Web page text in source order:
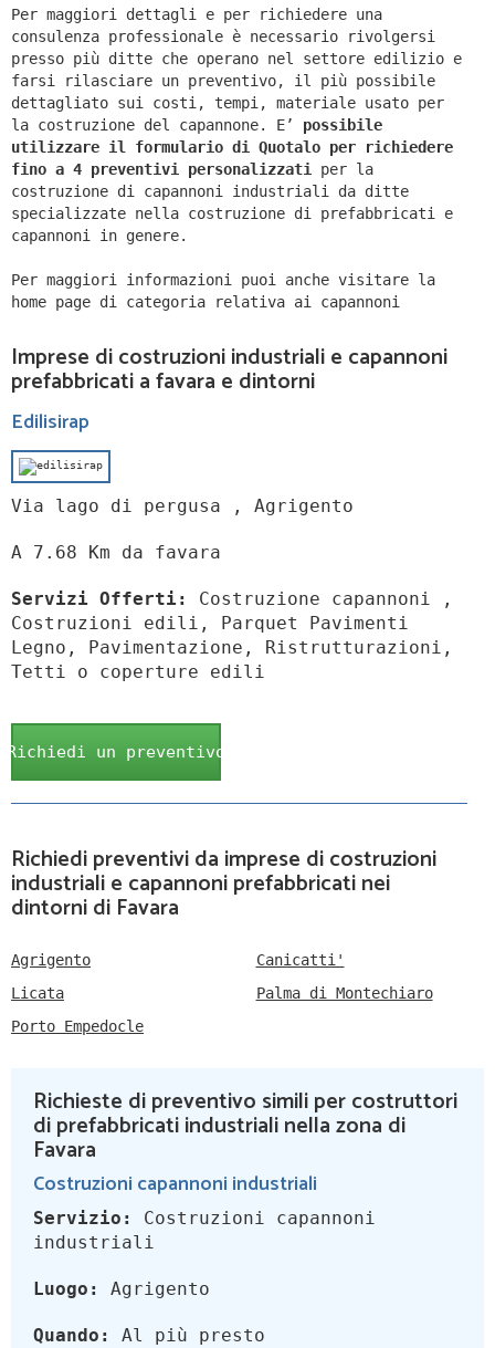
Per maggiori dettagli e per richiedere una
consulenza professionale è necessario rivolgersi
presso più ditte che operano nel settore edilizio e
farsi rilasciare un preventivo, il più possibile
dettagliato sui costi, tempi, materiale usato per
la costruzione del capannone. E’ possibile
utilizzare il formulario di Quotalo per richiedere
fino a 4 preventivi personalizzati per la
costruzione di capannoni industriali da ditte
specializzate nella costruzione di prefabbricati e
capannoni in genere.
Per maggiori informazioni puoi anche visitare la
home page di categoria relativa ai capannoni
Imprese di costruzioni industriali e capannoni
prefabbricati a favara e dintorni
Edilisirap
Via lago di pergusa , Agrigento
A 7.68 Km da favara
Servizi Offerti:
Costruzione capannoni ,
Costruzioni edili, Parquet Pavimenti
Legno, Pavimentazione, Ristrutturazioni,
Tetti o coperture edili
Richiedi un preventivo
Richiedi preventivi da imprese di costruzioni
industriali e capannoni prefabbricati nei
dintorni di Favara
Agrigento
Canicatti'
Licata
Palma di Montechiaro
Porto Empedocle
Richieste di preventivo simili per costruttori
di prefabbricati industriali nella zona di
Favara
Costruzioni capannoni industriali
Servizio:
Costruzioni capannoni
industriali
Luogo: Agrigento
Quando: Al più presto